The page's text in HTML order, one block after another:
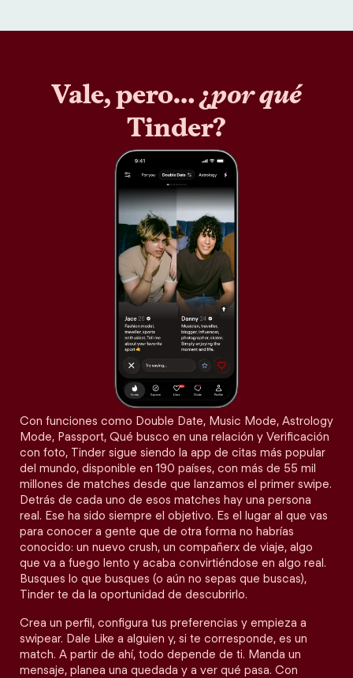
Vale, pero… ¿por qué
Tinder?
Con funciones como Double Date, Music Mode, Astrology
Mode, Passport, Qué busco en una relación y Verificación
con foto, Tinder sigue siendo la app de citas más popular
del mundo, disponible en 190 países, con más de 55 mil
millones de matches desde que lanzamos el primer swipe.
Detrás de cada uno de esos matches hay una persona
real. Ese ha sido siempre el objetivo. Es el lugar al que vas
para conocer a gente que de otra forma no habrías
conocido: un nuevo crush, un compañerx de viaje, algo
que va a fuego lento y acaba convirtiéndose en algo real.
Busques lo que busques (o aún no sepas que buscas),
Tinder te da la oportunidad de descubrirlo.
Crea un perfil, configura tus preferencias y empieza a
swipear. Dale Like a alguien y, si te corresponde, es un
match. A partir de ahí, todo depende de ti. Manda un
mensaje, planea una quedada y a ver qué pasa. Con